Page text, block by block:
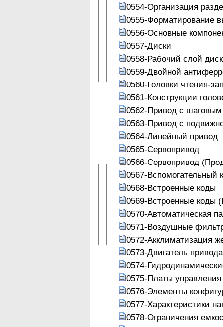
0554-Организация
0555-Форматирование
0556-Основные
0557-Диски
0558-Рабочий слой
0559-Двойной
0560-Головки чтения-
0561-Конструкции
0562-Привод с шаговым
0563-Привод с
0564-Линейный привод
0565-Сервопривод
0566-Сервопривод
0567-Вспомогательный
0568-Встроенные коды
0569-Встроенные коды
0570-Автоматическая
0571-Воздушные
0572-Акклиматизация
0573-Двигатель
0574-
0575-Платы управления
0576-Элементы
0577-Характеристики
0578-Ограничения